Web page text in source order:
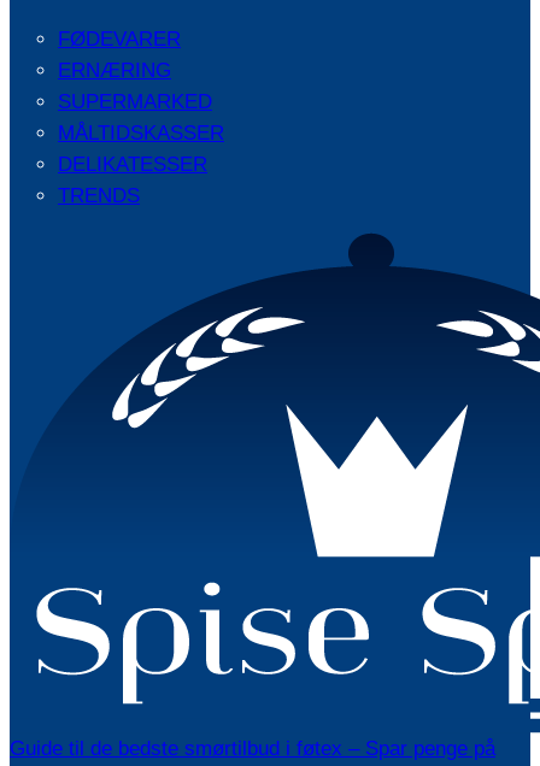
FØDEVARER
ERNÆRING
SUPERMARKED
MÅLTIDSKASSER
DELIKATESSER
TRENDS
Guide til de bedste smørtilbud i føtex – Spar penge på